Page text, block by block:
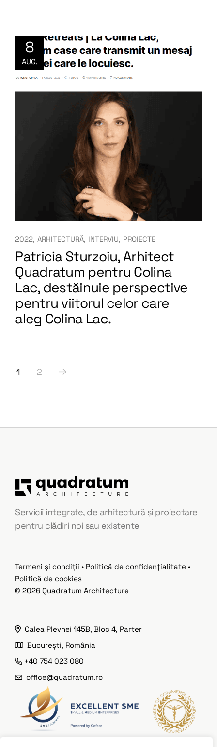
8
AUG.
2022 ARHITECTURĂ INTERVIU PROIECTE
Patricia Sturzoiu, Arhitect
Quadratum pentru Colina
Lac, destăinuie perspective
pentru viitorul celor care
aleg Colina Lac.
1 2
Servicii integrate, de arhitectură și proiectare
pentru clădiri noi sau existente
Termeni și condiții • Politică de confidențialitate •
Politică de cookies
© 2026Quadratum Architecture
Calea Plevnei 145B, Bloc 4, Parter
București, România
+40 754 023 080
office@quadratum.ro